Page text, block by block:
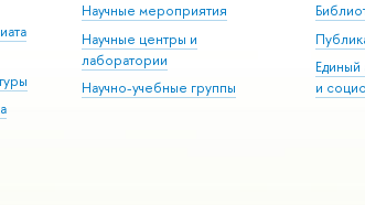
Научные мероприятия
Научные центры и
лаборатории
Научно-учебные группы
и